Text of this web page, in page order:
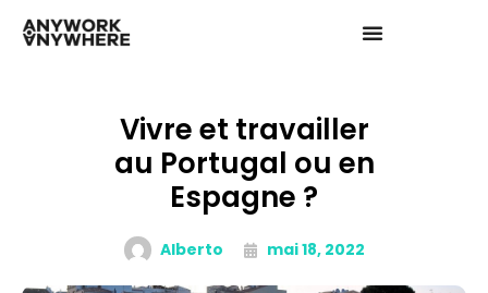
Vivre et travailler
au Portugal ou en
Espagne ?
Alberto mai 18, 2022